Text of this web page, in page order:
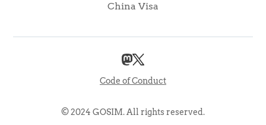
China Visa
© 2024 GOSIM. All rights reserved.
Code of Conduct